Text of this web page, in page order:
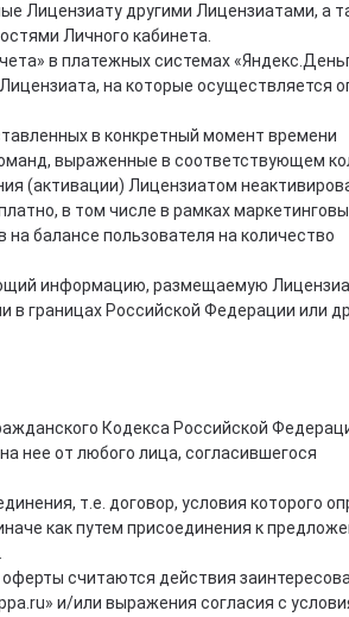
Лицензиату другими Лицензиатами, а
Личного кабинета.
в платежных системах
на которые осуществляется
в конкретный момент времени
выраженные в соответствующем
(активации) Лицензиатом
в том числе в рамках
балансе пользователя на количество
информацию, размещаемую
в границах Российской Федерации или
Кодекса Российской
нее от любого лица, согласившегося
т.е. договор, условия которого
как путем присоединения к
считаются действия
и/или выражения согласия с